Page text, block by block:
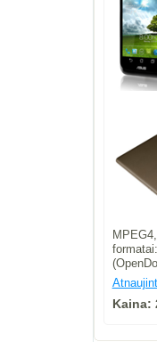
Kaina: